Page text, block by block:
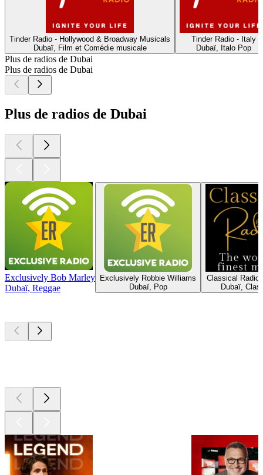
Tinder Radio - Hollywood & Broadway Musicals
Dubaï, Film et Comédie musicale
Tinder Radio - Italy
Dubaï, Italo Pop
Plus de radios de Dubai
Plus de radios de Dubai
Plus de radios de Dubai
Exclusively Bob Marley
Dubaï, Reggae
Exclusively Robbie Williams
Dubaï, Pop
Classical Radio
Dubaï,